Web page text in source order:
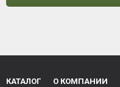
КАТАЛОГ О КОМПАНИИ